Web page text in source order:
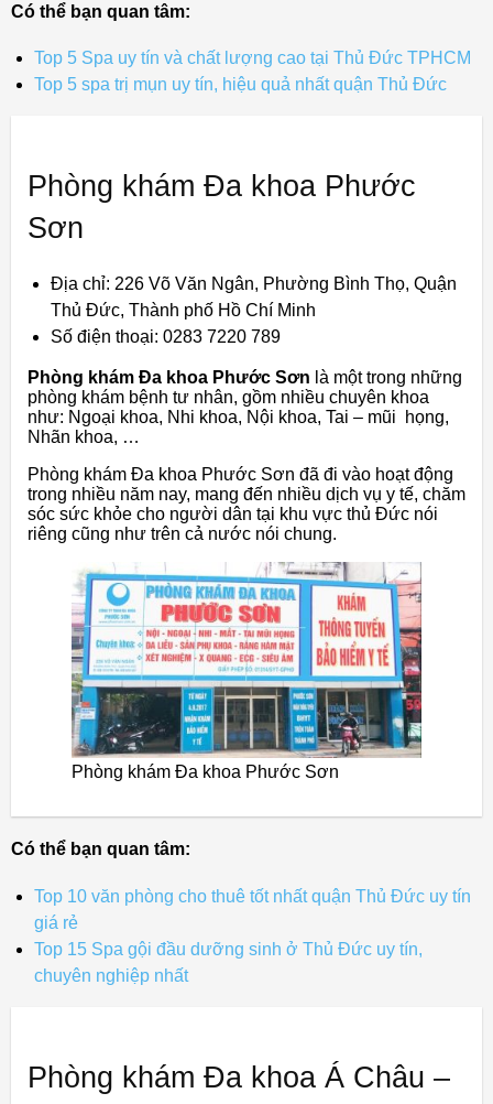
Có thể bạn quan tâm:
Top 5 Spa uy tín và chất lượng cao tại Thủ Đức TPHCM
Top 5 spa trị mụn uy tín, hiệu quả nhất quận Thủ Đức
Phòng khám Đa khoa Phước
Sơn
Địa chỉ: 226 Võ Văn Ngân, Phường Bình Thọ, Quận
Thủ Đức, Thành phố Hồ Chí Minh
Số điện thoại: 0283 7220 789
Phòng khám Đa khoa Phước Sơn là một trong những
phòng khám bệnh tư nhân, gồm nhiều chuyên khoa
như: Ngoại khoa, Nhi khoa, Nội khoa, Tai – mũi họng,
Nhãn khoa, …
Phòng khám Đa khoa Phước Sơn đã đi vào hoạt động
trong nhiều năm nay, mang đến nhiều dịch vụ y tế, chăm
sóc sức khỏe cho người dân tại khu vực thủ Đức nói
riêng cũng như trên cả nước nói chung.
Phòng khám Đa khoa Phước Sơn
Có thể bạn quan tâm:
Top 10 văn phòng cho thuê tốt nhất quận Thủ Đức uy tín
giá rẻ
Top 15 Spa gội đầu dưỡng sinh ở Thủ Đức uy tín,
chuyên nghiệp nhất
Phòng khám Đa khoa Á Châu –